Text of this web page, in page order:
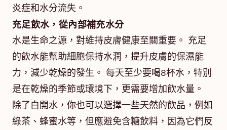
炎症和水分流失。
充足飲水，從內部補充水分
水是生命之源，對維持皮膚健康至關重要。 充足
的飲水能幫助細胞保持水潤，提升皮膚的保濕能
力，減少乾燥的發生。 每天至少要喝8杯水，特別
是在乾燥的季節或環境下，更需要增加飲水量。
除了白開水，你也可以選擇一些天然的飲品，例如
綠茶、蜂蜜水等，但應避免含糖飲料，因為它們反